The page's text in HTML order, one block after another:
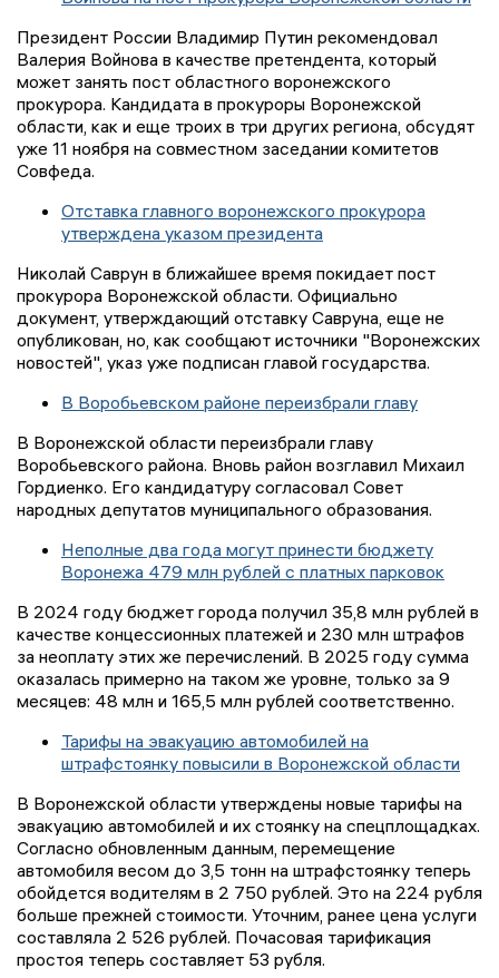
Президент России Владимир Путин рекомендовал
Валерия Войнова в качестве претендента, который
может занять пост областного воронежского
прокурора. Кандидата в прокуроры Воронежской
области, как и еще троих в три других региона, обсудят
уже 11 ноября на совместном заседании комитетов
Совфеда.
Отставка главного воронежского прокурора
утверждена указом президента
Николай Саврун в ближайшее время покидает пост
прокурора Воронежской области. Официально
документ, утверждающий отставку Савруна, еще не
опубликован, но, как сообщают источники "Воронежских
новостей", указ уже подписан главой государства.
В Воробьевском районе переизбрали главу
В Воронежской области переизбрали главу
Воробьевского района. Вновь район возглавил Михаил
Гордиенко. Его кандидатуру согласовал Совет
народных депутатов муниципального образования.
Неполные два года могут принести бюджету
Воронежа 479 млн рублей с платных парковок
В 2024 году бюджет города получил 35,8 млн рублей в
качестве концессионных платежей и 230 млн штрафов
за неоплату этих же перечислений. В 2025 году сумма
оказалась примерно на таком же уровне, только за 9
месяцев: 48 млн и 165,5 млн рублей соответственно.
Тарифы на эвакуацию автомобилей на
штрафстоянку повысили в Воронежской области
В Воронежской области утверждены новые тарифы на
эвакуацию автомобилей и их стоянку на спецплощадках.
Согласно обновленным данным, перемещение
автомобиля весом до 3,5 тонн на штрафстоянку теперь
обойдется водителям в 2 750 рублей. Это на 224 рубля
больше прежней стоимости. Уточним, ранее цена услуги
составляла 2 526 рублей. Почасовая тарификация
простоя теперь составляет 53 рубля.